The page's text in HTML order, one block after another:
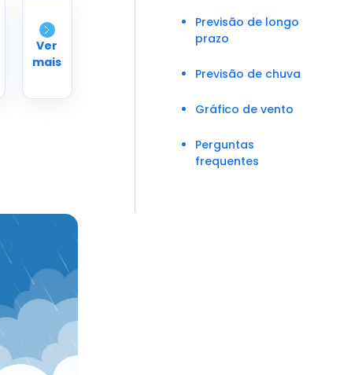
Ver
mais
Previsão de longo
prazo
Previsão de chuva
Gráfico de vento
Perguntas
frequentes